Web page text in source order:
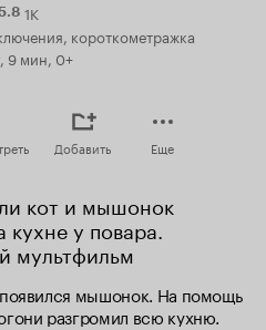
Рейтинг
1K
короткометражка
9 мин, 0+
Добавить Еще
кот и мышонок
у повара.
мультфильм
мышонок. На помощь
разгромил всю кухню.